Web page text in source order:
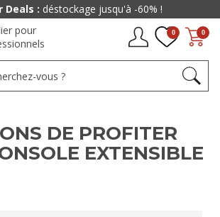
0
0
DE PROFITER
EXTENSIBLE
Deals : déstockage jusqu'à -60% !